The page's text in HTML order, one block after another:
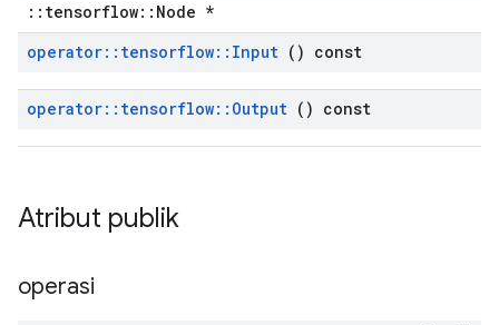
::tensorflow::Node *
operator:: tensorflow:: Input () const
operator:: tensorflow:: Output () const
Atribut publik
operasi